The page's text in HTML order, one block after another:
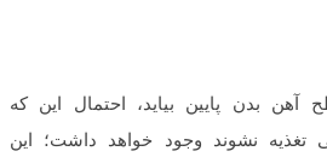
بدن پایین بیاید، احتمال این که
تغذیه نشوند وجود خواهد داشت؛ این